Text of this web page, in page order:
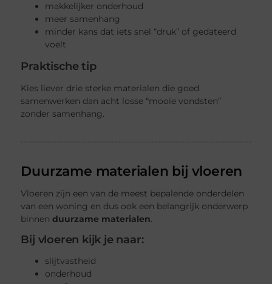
makkelijker onderhoud
meer samenhang
minder kans dat iets snel “druk” of gedateerd
voelt
Praktische tip
Kies liever drie sterke materialen die goed
samenwerken dan acht losse “mooie vondsten”
zonder samenhang.
Duurzame materialen bij vloeren
Vloeren zijn een van de meest bepalende onderdelen
van een woning en dus ook een belangrijk onderwerp
binnenduurzame materialen.
Bij vloeren kijk je naar:
slijtvastheid
onderhoud